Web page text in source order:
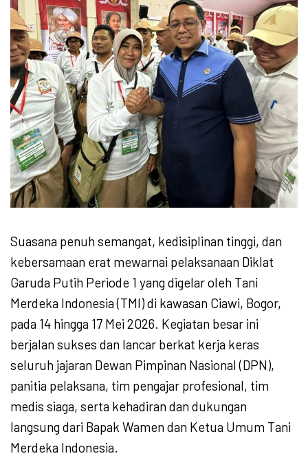
Suasana penuh semangat, kedisiplinan tinggi, dan
kebersamaan erat mewarnai pelaksanaan Diklat
Garuda Putih Periode 1 yang digelar oleh Tani
Merdeka Indonesia (TMI) di kawasan Ciawi, Bogor,
pada 14 hingga 17 Mei 2026. Kegiatan besar ini
berjalan sukses dan lancar berkat kerja keras
seluruh jajaran Dewan Pimpinan Nasional (DPN),
panitia pelaksana, tim pengajar profesional, tim
medis siaga, serta kehadiran dan dukungan
langsung dari Bapak Wamen dan Ketua Umum Tani
Merdeka Indonesia.